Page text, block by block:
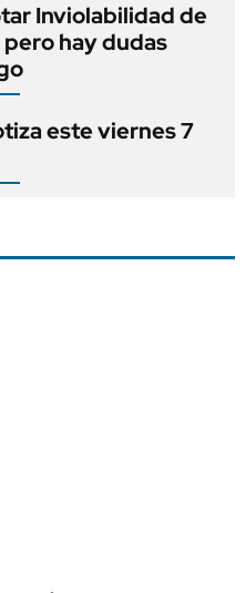
Inviolabilidad de
hay dudas
este viernes 7